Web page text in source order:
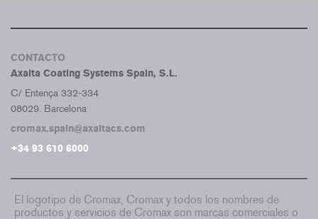
CONTACTO
Axalta Coating Systems Spain, S.L.
C/ Entença 332-334
08029. Barcelona
cromax.spain@axaltacs.com
+34 93 610 6000
El logotipo de Cromax, Cromax y todos los nombres de
productos y servicios de Cromax son marcas comerciales o